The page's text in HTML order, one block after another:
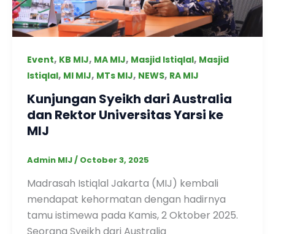
Event, KB MIJ, MA MIJ, Masjid Istiqlal, Masjid
Istiqlal, MI MIJ, MTs MIJ, NEWS, RA MIJ
Kunjungan Syeikh dari Australia
dan Rektor Universitas Yarsi ke
MIJ
Admin MIJ/ October 3, 2025
Madrasah Istiqlal Jakarta (MIJ) kembali
mendapat kehormatan dengan hadirnya
tamu istimewa pada Kamis, 2 Oktober 2025.